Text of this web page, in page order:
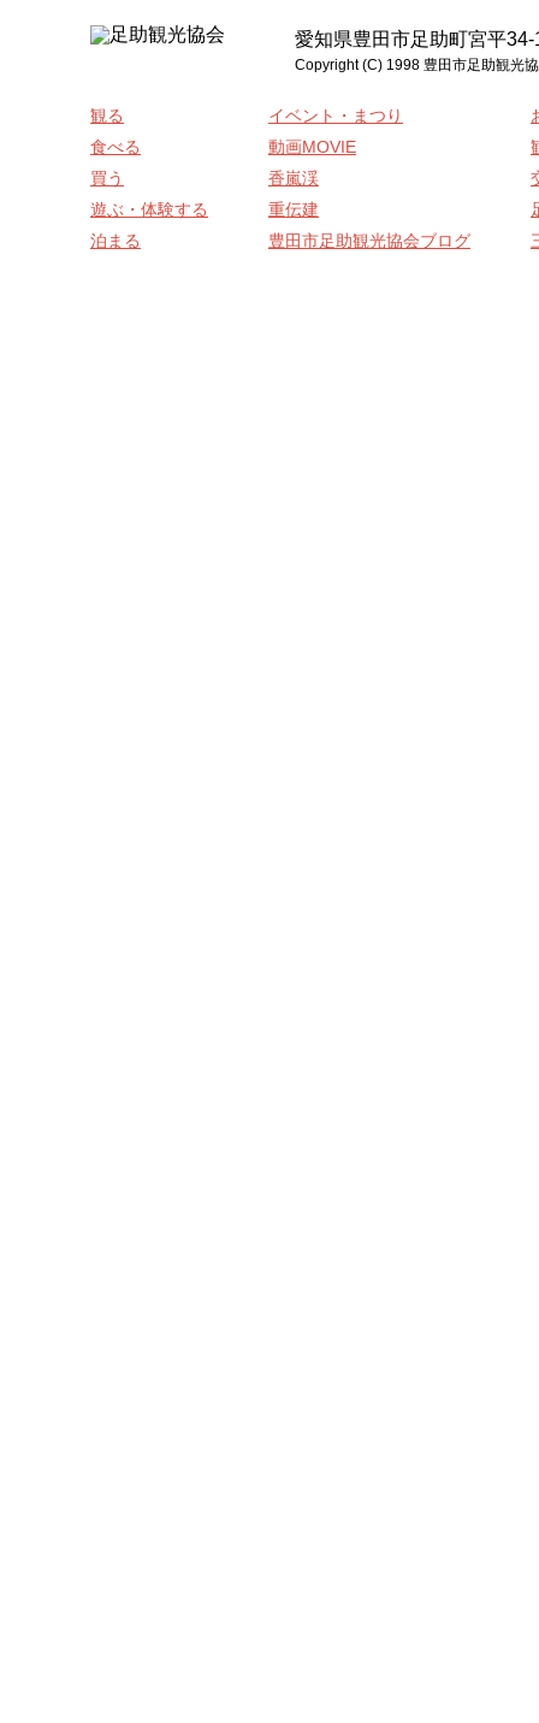
愛知県豊田市足助町宮平
Copyright (C) 1998 豊田市足助観光
観る
食べる
買う
遊ぶ・体験する
泊まる
イベント・まつり
動画MOVIE
香嵐渓
重伝建
豊田市足助観光協会ブログ